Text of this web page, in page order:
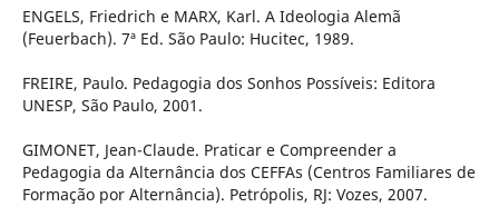
ENGELS, Friedrich e MARX, Karl. A Ideologia Alemã
(Feuerbach). 7ª Ed. São Paulo: Hucitec, 1989.
FREIRE, Paulo. Pedagogia dos Sonhos Possíveis: Editora
UNESP, São Paulo, 2001.
GIMONET, Jean-Claude. Praticar e Compreender a
Pedagogia da Alternância dos CEFFAs (Centros Familiares de
Formação por Alternância). Petrópolis, RJ: Vozes, 2007.